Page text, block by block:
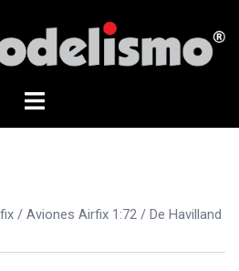
Alternar
/ Aviones Airfix 1:72 / De Havilland